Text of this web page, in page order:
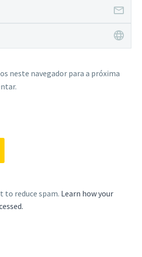
neste navegador para a próxima
to reduce spam. Learn how your